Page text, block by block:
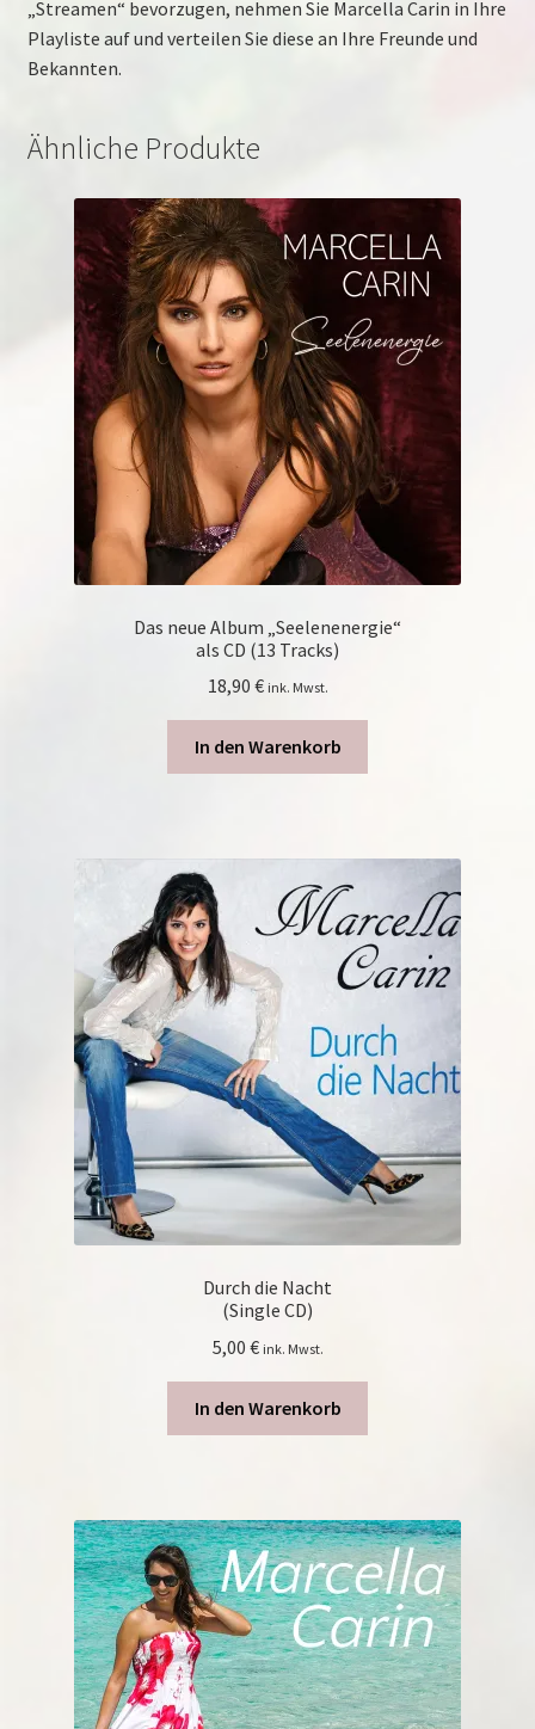
„Streamen“ bevorzugen, nehmen Sie Marcella Carin in Ihre
Playliste auf und verteilen Sie diese an Ihre Freunde und
Bekannten.
Ähnliche Produkte
Das neue Album „Seelenenergie“
als CD (13 Tracks)
18,90 € ink. Mwst.
In den Warenkorb
Durch die Nacht
(Single CD)
5,00 € ink. Mwst.
In den Warenkorb